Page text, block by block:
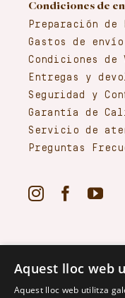
Condiciones de
Preparación de
Gastos de envío
Condiciones de
Entregas y
Seguridad y
Garantía de
Servicio de
Preguntas
Aquest lloc web
Aquest lloc web utilitza